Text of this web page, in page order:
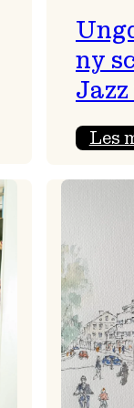
ny
Les